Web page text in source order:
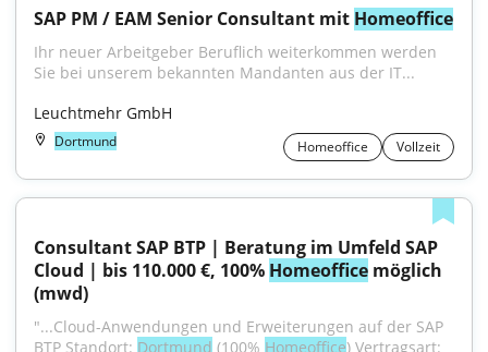
SAP PM / EAM Senior Consultant mit Homeoffice
Ihr neuer Arbeitgeber Beruflich weiterkommen werden
Sie bei unserem bekannten Mandanten aus der IT...
Leuchtmehr GmbH
Dortmund Homeoffice Vollzeit
Consultant SAP BTP | Beratung im Umfeld SAP
Cloud | bis 110.000 €, 100% Homeoffice möglich
(mwd)
"...Cloud-Anwendungen und Erweiterungen auf der SAP
BTP Standort: Dortmund (100% Homeoffice) Vertragsart: